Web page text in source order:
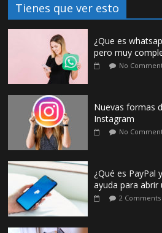
Tienes que ver esto
¿Que es
pero muy
No
Nuevas formas
Instagram
No
¿Qué es PayPal
ayuda para abrir
2 Comments